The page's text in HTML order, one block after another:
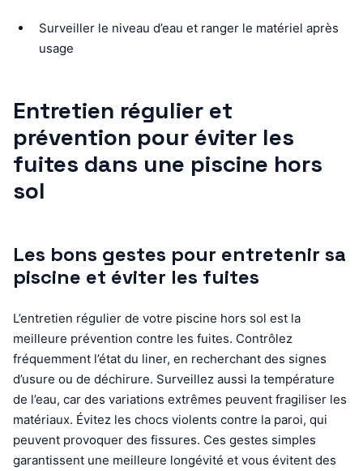
Surveiller le niveau d’eau et ranger le matériel après
usage
Entretien régulier et
prévention pour éviter les
fuites dans une piscine hors
sol
Les bons gestes pour entretenir sa
piscine et éviter les fuites
L’entretien régulier de votre piscine hors sol est la
meilleure prévention contre les fuites. Contrôlez
fréquemment l’état du liner, en recherchant des signes
d’usure ou de déchirure. Surveillez aussi la température
de l’eau, car des variations extrêmes peuvent fragiliser les
matériaux. Évitez les chocs violents contre la paroi, qui
peuvent provoquer des fissures. Ces gestes simples
garantissent une meilleure longévité et vous évitent des